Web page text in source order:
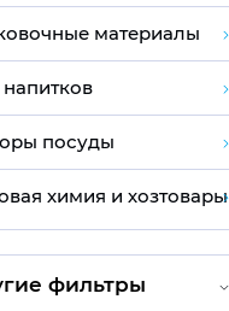
материалы
посуды
химия и хозтовары
фильтры